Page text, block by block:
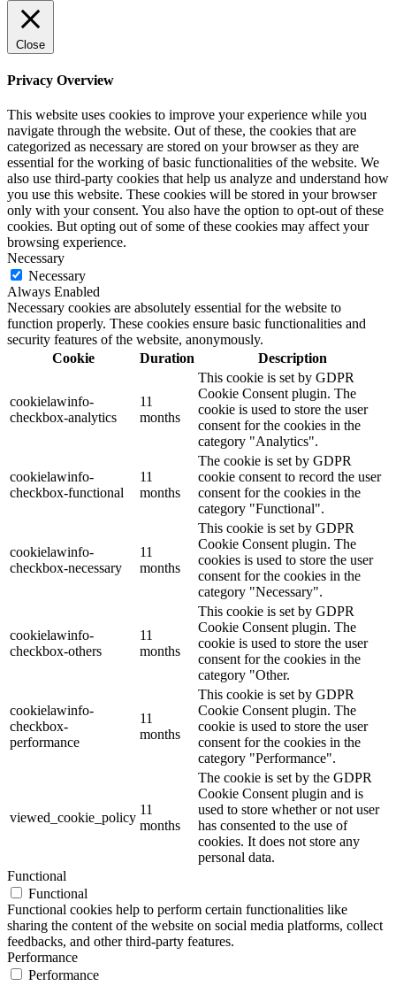
Close
Privacy Overview
This website uses cookies to improve your experience while you
navigate through the website. Out of these, the cookies that are
categorized as necessary are stored on your browser as they are
essential for the working of basic functionalities of the website. We
also use third-party cookies that help us analyze and understand how
you use this website. These cookies will be stored in your browser
only with your consent. You also have the option to opt-out of these
cookies. But opting out of some of these cookies may affect your
browsing experience.
Necessary
Necessary
Always Enabled
Necessary cookies are absolutely essential for the website to
function properly. These cookies ensure basic functionalities and
security features of the website, anonymously.
Cookie
Duration Description
cookielawinfo-
checkbox-analytics
11
months
This cookie is set by GDPR
Cookie Consent plugin. The
cookie is used to store the user
consent for the cookies in the
category "Analytics".
cookielawinfo-
checkbox-functional
11
months
The cookie is set by GDPR
cookie consent to record the user
consent for the cookies in the
category "Functional".
cookielawinfo-
checkbox-necessary
11
months
This cookie is set by GDPR
Cookie Consent plugin. The
cookies is used to store the user
consent for the cookies in the
category "Necessary".
cookielawinfo-
checkbox-others
11
months
This cookie is set by GDPR
Cookie Consent plugin. The
cookie is used to store the user
consent for the cookies in the
category "Other.
cookielawinfo-
checkbox-
performance
11
months
This cookie is set by GDPR
Cookie Consent plugin. The
cookie is used to store the user
consent for the cookies in the
category "Performance".
viewed_cookie_policy
11
months
The cookie is set by the GDPR
Cookie Consent plugin and is
used to store whether or not user
has consented to the use of
cookies. It does not store any
personal data.
Functional
Functional
Functional cookies help to perform certain functionalities like
sharing the content of the website on social media platforms, collect
feedbacks, and other third-party features.
Performance
Performance